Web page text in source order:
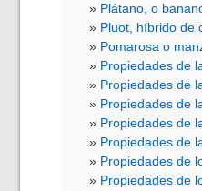
Plátano, o
Pluot, híbrido de
Pomarosa o
Propiedades de
Propiedades de
Propiedades de
Propiedades de
Propiedades de
Propiedades de
Propiedades de